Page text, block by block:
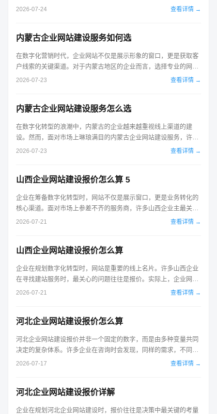
计复杂度、功能开发及后期维护等多维度因素共同决定的综合成
选择。目前市场上主要分为模板建...
2026-07-24 查看详情 →
内蒙古企业网站建设服务如何选
在数字化营销时代，企业网站不仅是展示形象的窗口，更是获取客
户线索的关键渠道。对于内蒙古地区的企业而言，选择专业的网站
建设服务需要明确自身需求，并了解行业内的标准流程。本文旨在
大。传统制造业可能更侧重产品展示...
2026-07-23 查看详情 →
内蒙古企业网站建设服务怎么选
在数字化转型的浪潮中，内蒙古的企业越来越重视线上渠道的建
设。然而，面对市场上琳琅满目的内蒙古企业网站建设服务，许多
管理者往往感到无从下手。是选择低价模板还是高端定制？如何判
次对企业品牌形象和技术需求的深度...
2026-07-23 查看详情 →
山西企业网站建设报价怎么算 5
企业在筹备数字化转型时，网站不仅是展示窗口，更是业务转化的
核心渠道。面对市场上参差不齐的服务商，许多山西企业主最关心
的莫过于建设费用。实际上，企业网站建设报价并非单一数字，而
首先要明确的是，报价差异的核...
2026-07-21 查看详情 →
山西企业网站建设报价怎么算
企业在规划数字化转型时，网站是重要的线上名片。许多山西企业
在寻找建站服务时，最关心的问题往往是报价。实际上，企业网站
建设报价并没有统一的标准，它取决于具体的需求复杂度、设计风
基础资源费、设计与开发费、功能...
2026-07-21 查看详情 →
河北企业网站建设报价怎么算
河北企业网站建设报价并非一个固定的数字，而是由多种变量共同
决定的复杂体系。许多企业在咨询时会发现，同样的需求，不同公
司给出的报价可能相差数倍。要理清这其中的逻辑，首先需要明确
合自身企业的实际需求进行匹...
2026-07-17 查看详情 →
河北企业网站建设报价详解
企业在规划河北企业网站建设时，报价往往是决策中最关键的考量